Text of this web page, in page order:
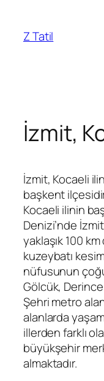
Z Tatil
İzmit,
İzmit, Kocaeli
başkent
Kocaeli ilinin
Denizi’nde
yaklaşık 100
kuzeybatı
nüfusunun
Gölcük,
Şehri metro
alanlarda
illerden farklı
büyükşehir
almaktadır.